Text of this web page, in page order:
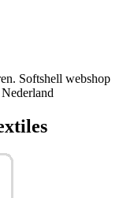
Softshell webshop